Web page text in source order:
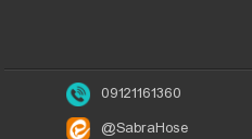
09121161360
@SabraHose